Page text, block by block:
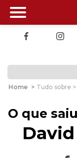
Home > Tudo sobre
O que